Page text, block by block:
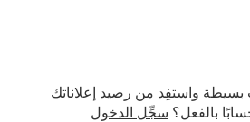
بالفعل؟ سجِّل الدخول